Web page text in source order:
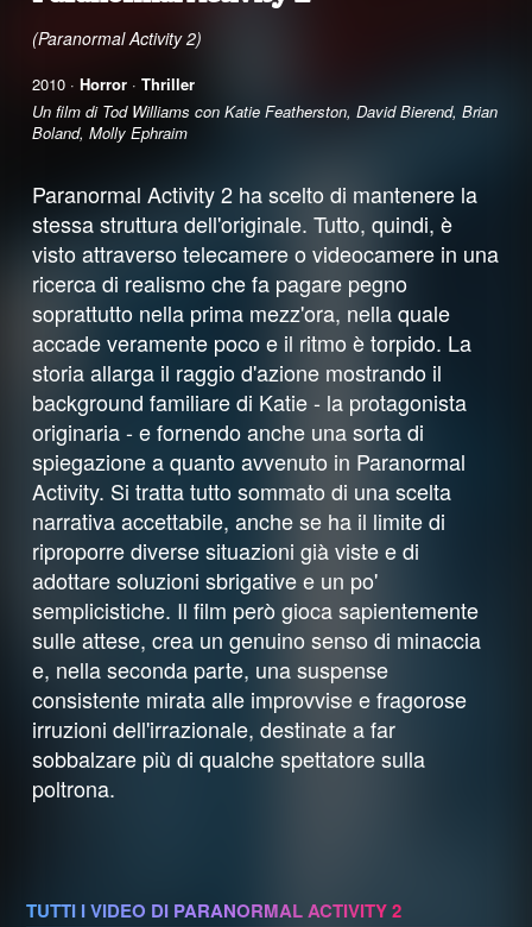
(Paranormal Activity 2)
2010 · Horror· Thriller
Un film di Tod Williams con Katie Featherston, David Bierend, Brian
Boland, Molly Ephraim
Paranormal Activity 2 ha scelto di mantenere la
stessa struttura dell'originale. Tutto, quindi, è
visto attraverso telecamere o videocamere in una
ricerca di realismo che fa pagare pegno
soprattutto nella prima mezz'ora, nella quale
accade veramente poco e il ritmo è torpido. La
storia allarga il raggio d'azione mostrando il
background familiare di Katie - la protagonista
originaria - e fornendo anche una sorta di
spiegazione a quanto avvenuto in Paranormal
Activity. Si tratta tutto sommato di una scelta
narrativa accettabile, anche se ha il limite di
riproporre diverse situazioni già viste e di
adottare soluzioni sbrigative e un po'
semplicistiche. Il film però gioca sapientemente
sulle attese, crea un genuino senso di minaccia
e, nella seconda parte, una suspense
consistente mirata alle improvvise e fragorose
irruzioni dell'irrazionale, destinate a far
sobbalzare più di qualche spettatore sulla
poltrona.
TUTTI I VIDEO DI PARANORMAL ACTIVITY 2